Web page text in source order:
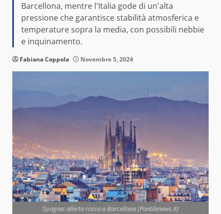
Barcellona, mentre l'Italia gode di un'alta
pressione che garantisce stabilità atmosferica e
temperature sopra la media, con possibili nebbie
e inquinamento.
Fabiana Coppola Novembre 5, 2024
Spagna: allerta rossa a Barcellona (Pontilenews.it)